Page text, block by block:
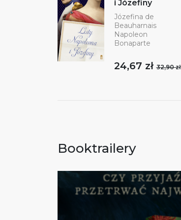
i Józefiny
Józefina de
Beauharnais
Napoleon
Bonaparte
24,67 zł32,90 zł
Booktrailery